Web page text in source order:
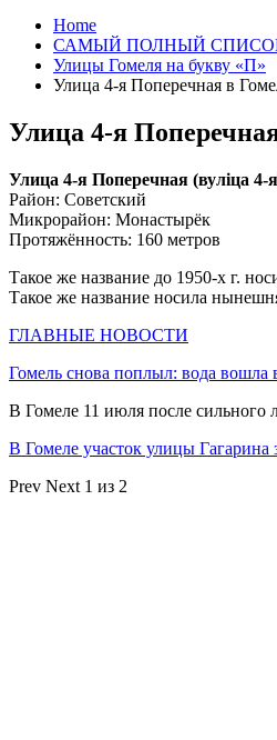
Home
САМЫЙ ПОЛНЫЙ СПИСОК
Улицы Гомеля на букву «П»
Улица 4-я Поперечная в
Улица 4-я
Улица 4-я Поперечная (вулiца 4-
Район: Советский
Микрорайон: Монастырёк
Протяжённость: 160 метров
Такое же название до 1950-х г.
Такое же название носила
ГЛАВНЫЕ НОВОСТИ
Гомель снова поплыл: вода вошла
В Гомеле 11 июля после
В Гомеле участок улицы Гагарина
Prev Next 1 из 2